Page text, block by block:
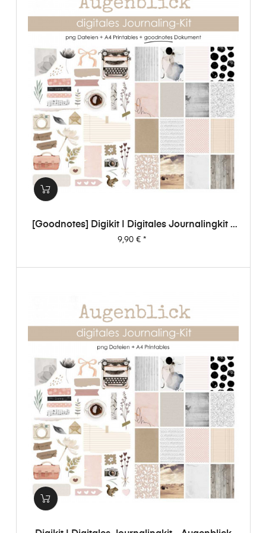
[Goodnotes] Digikit | Digitales Journalingkit -
Augenblick
Preis
9,90 €*